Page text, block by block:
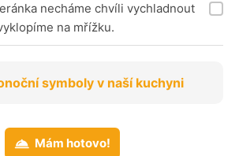
necháme chvíli vychladnout
na mřížku.
symboly v naší kuchyni
Mám hotovo!